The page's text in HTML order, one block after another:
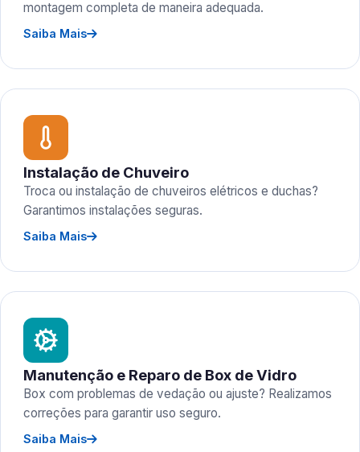
montagem completa de maneira adequada.
Saiba Mais
Instalação de Chuveiro
Troca ou instalação de chuveiros elétricos e duchas?
Garantimos instalações seguras.
Saiba Mais
Manutenção e Reparo de Box de Vidro
Box com problemas de vedação ou ajuste? Realizamos
correções para garantir uso seguro.
Saiba Mais